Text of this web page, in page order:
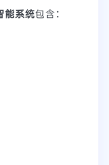
系统包含：